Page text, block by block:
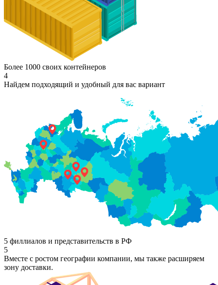
Более 1000 своих контейнеров
4
Найдем подходящий и удобный для вас вариант
5 филлиалов и представительств в РФ
5
Вместе с ростом географии компании, мы также расширяем
зону доставки.